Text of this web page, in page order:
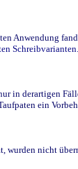
Schreibvarianten.
in derartigen
ein
wurden nicht